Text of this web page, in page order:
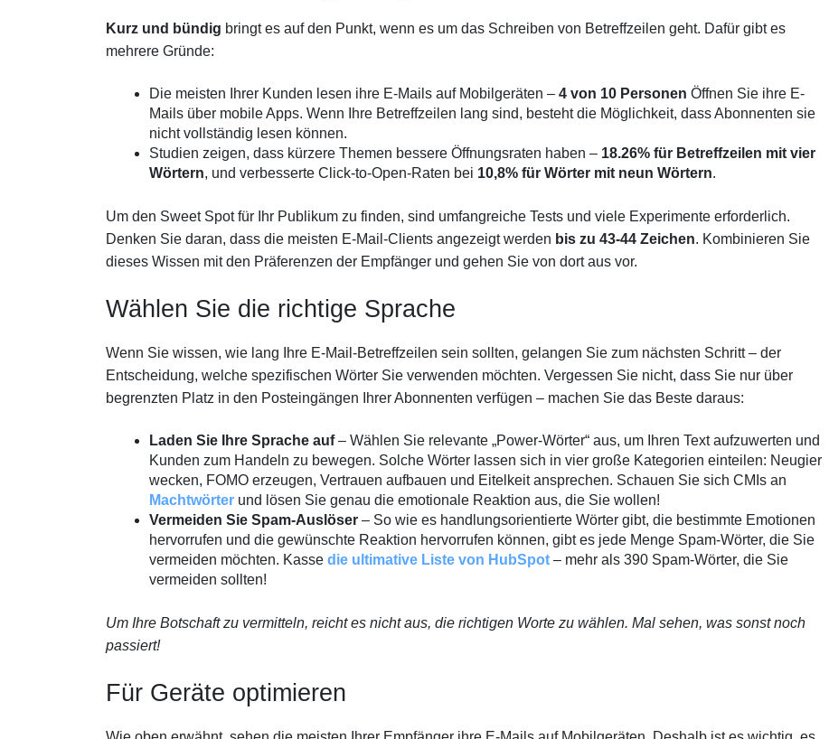
Kurz und bündig bringt es auf den Punkt, wenn es um das Schreiben von Betreffzeilen geht. Dafür gibt es
mehrere Gründe:
Die meisten Ihrer Kunden lesen ihre E-Mails auf Mobilgeräten – 4 von 10 Personen Öffnen Sie ihre E-
Mails über mobile Apps. Wenn Ihre Betreffzeilen lang sind, besteht die Möglichkeit, dass Abonnenten sie
nicht vollständig lesen können.
Studien zeigen, dass kürzere Themen bessere Öffnungsraten haben – 18.26% für Betreffzeilen mit vier
Wörtern, und verbesserte Click-to-Open-Raten bei 10,8% für Wörter mit neun Wörtern.
Um den Sweet Spot für Ihr Publikum zu finden, sind umfangreiche Tests und viele Experimente erforderlich.
Denken Sie daran, dass die meisten E-Mail-Clients angezeigt werden bis zu 43-44 Zeichen. Kombinieren Sie
dieses Wissen mit den Präferenzen der Empfänger und gehen Sie von dort aus vor.
Wählen Sie die richtige Sprache
Wenn Sie wissen, wie lang Ihre E-Mail-Betreffzeilen sein sollten, gelangen Sie zum nächsten Schritt – der
Entscheidung, welche spezifischen Wörter Sie verwenden möchten. Vergessen Sie nicht, dass Sie nur über
begrenzten Platz in den Posteingängen Ihrer Abonnenten verfügen – machen Sie das Beste daraus:
Laden Sie Ihre Sprache auf– Wählen Sie relevante „Power-Wörter“ aus, um Ihren Text aufzuwerten und
Kunden zum Handeln zu bewegen. Solche Wörter lassen sich in vier große Kategorien einteilen: Neugier
wecken, FOMO erzeugen, Vertrauen aufbauen und Eitelkeit ansprechen. Schauen Sie sich CMIs an
Machtwörter und lösen Sie genau die emotionale Reaktion aus, die Sie wollen!
Vermeiden Sie Spam-Auslöser – So wie es handlungsorientierte Wörter gibt, die bestimmte Emotionen
hervorrufen und die gewünschte Reaktion hervorrufen können, gibt es jede Menge Spam-Wörter, die Sie
vermeiden möchten. Kasse die ultimative Liste von HubSpot – mehr als 390 Spam-Wörter, die Sie
vermeiden sollten!
Um Ihre Botschaft zu vermitteln, reicht es nicht aus, die richtigen Worte zu wählen. Mal sehen, was sonst noch
passiert!
Für Geräte optimieren